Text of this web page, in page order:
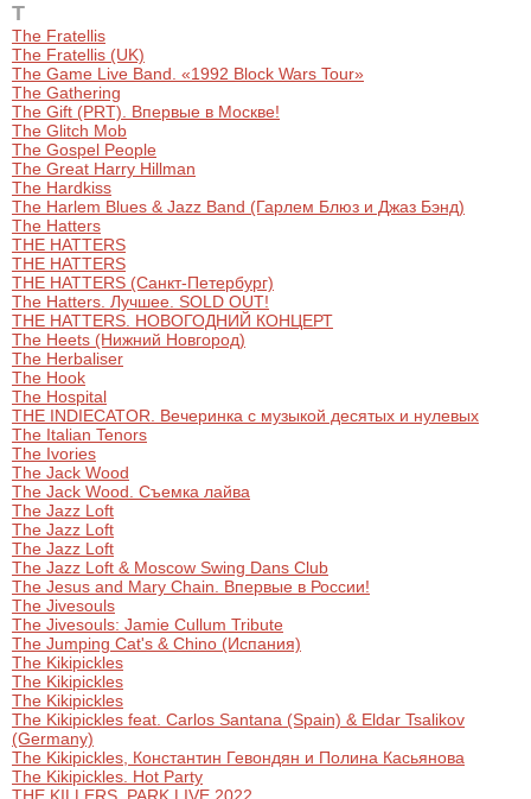
T
The Fratellis
The Fratellis (UK)
The Game Live Band. «1992 Block Wars Tour»
The Gathering
The Gift (PRT). Впервые в Москве!
The Glitch Mob
The Gospel People
The Great Harry Hillman
The Hardkiss
The Harlem Blues & Jazz Band (Гарлем Блюз и Джаз Бэнд)
The Hatters
THE HATTERS
THE HATTERS
THE HATTERS (Санкт-Петербург)
The Hatters. Лучшее. SOLD OUT!
THE HATTERS. НОВОГОДНИЙ КОНЦЕРТ
The Heets (Нижний Новгород)
The Herbaliser
The Hook
The Hospital
THE INDIECATOR. Вечеринка с музыкой десятых и нулевых
The Italian Tenors
The Ivories
The Jack Wood
The Jack Wood. Съемка лайва
The Jazz Loft
The Jazz Loft
The Jazz Loft
The Jazz Loft & Moscow Swing Dans Club
The Jesus and Mary Chain. Впервые в России!
The Jivesouls
The Jivesouls: Jamie Cullum Tribute
The Jumping Cat's & Chino (Испания)
The Kikipickles
The Kikipickles
The Kikipickles
The Kikipickles feat. Carlos Santana (Spain) & Eldar Tsalikov
(Germany)
The Kikipickles, Константин Гевондян и Полина Касьянова
The Kikipickles. Hot Party